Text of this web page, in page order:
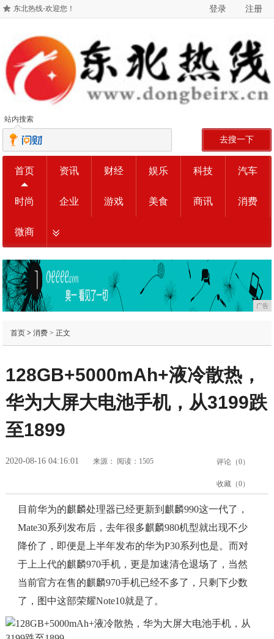
东北热线-欢迎您！ 登录 注册
站内搜索
去搜一下
首页 资讯 财经 娱乐 科技 汽车
时尚 企业 游戏 美食 商讯 消费
微商
广告
首页> 消费> 正文
128GB+5000mAh+液冷散热，
华为大屏大电池手机，从3199跌
至1899
2020-08-16 04:16:01 来源： 阅读：1505 评论（0）
收藏（0）
目前华为的麒麟处理器已经更新到麒麟990这一代了，
Mate30系列发布后，去年很多麒麟980机型就出现不少
降价了，即便是上半年发布的华为P30系列也是。而对
于上上代的麒麟970手机，更是加速清仓退场了，当然
当前官方在售的麒麟970手机已经不多了，只剩下少数
了，图中这部荣耀Note10就是了。